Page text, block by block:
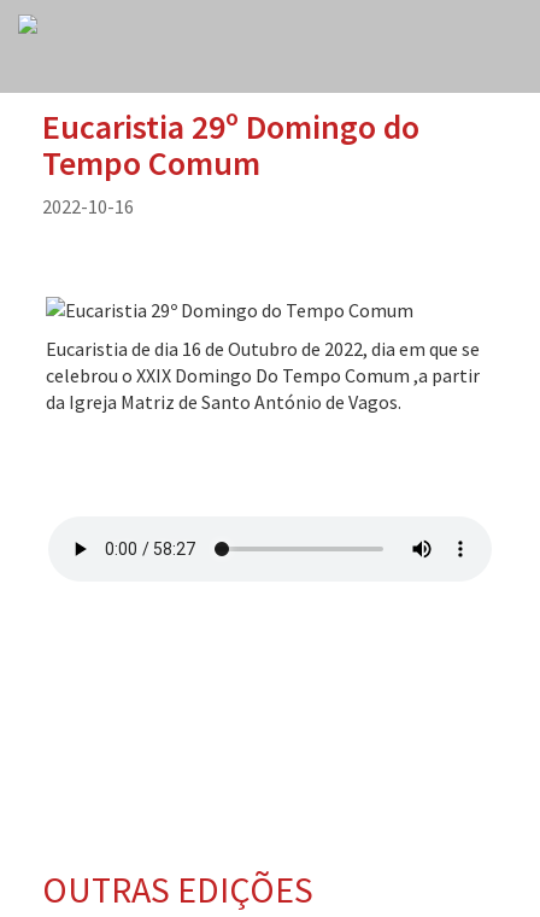
Eucaristia 29º Domingo do
Tempo Comum
2022-10-16
Eucaristia de dia 16 de Outubro de 2022, dia em que se
celebrou o XXIX Domingo Do Tempo Comum ,a partir
da Igreja Matriz de Santo António de Vagos.
OUTRAS EDIÇÕES